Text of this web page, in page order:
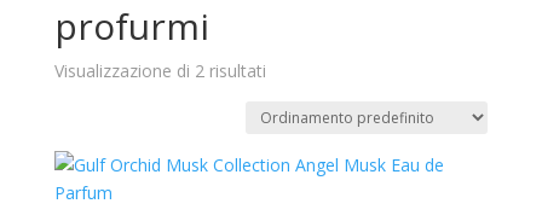
profurmi
Visualizzazione di 2 risultati